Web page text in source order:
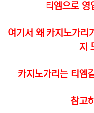
티엠으로 영
여기서 왜 카지노가리
지
카지노가리는 티엠
참고